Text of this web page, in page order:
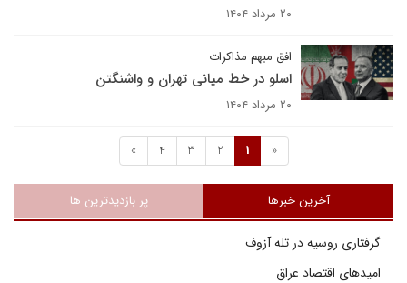
۲۰ مرداد ۱۴۰۴
افق مبهم مذاکرات
اسلو در خط میانی تهران و واشنگتن
۲۰ مرداد ۱۴۰۴
«
1
2
3
4
»
آخرین خبرها پر بازدیدترین ها
گرفتاری روسیه در تله آزوف
امیدهای اقتصاد عراق